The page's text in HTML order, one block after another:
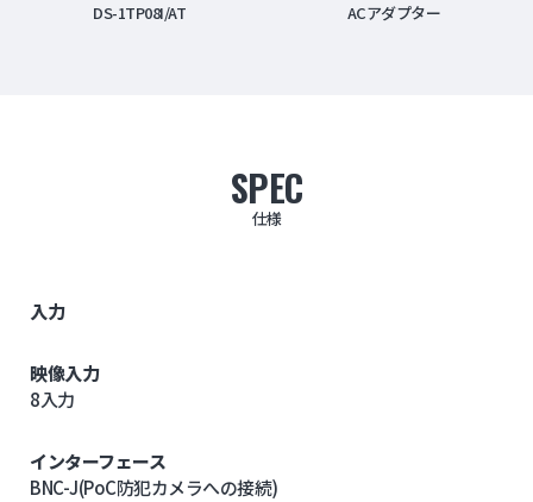
DS-1TP08I/AT ACアダプター
SPEC
仕様
入力
映像入力
8入力
インターフェース
BNC-J(PoC防犯カメラへの接続)